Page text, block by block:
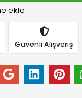
ekle
Güvenli Alışveriş